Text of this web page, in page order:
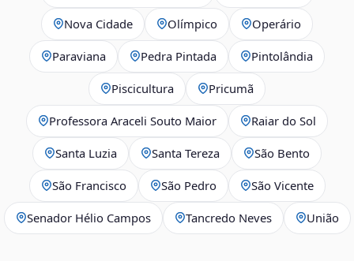
Nova Cidade Olímpico Operário
Paraviana Pedra Pintada Pintolândia
Piscicultura Pricumã
Professora Araceli Souto Maior Raiar do Sol
Santa Luzia Santa Tereza São Bento
São Francisco São Pedro São Vicente
Senador Hélio Campos Tancredo Neves União